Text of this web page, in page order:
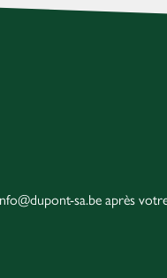
sa.be après